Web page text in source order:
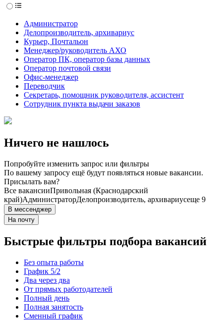
Администратор
Делопроизводитель, архивариус
Курьер, Почтальон
Менеджер/руководитель АХО
Оператор ПК, оператор базы данных
Оператор почтовой связи
Офис-менеджер
Переводчик
Секретарь, помощник руководителя, ассистент
Сотрудник пункта выдачи заказов
Ничего не нашлось
Попробуйте изменить запрос или фильтры
По вашему запросу ещё будут появляться новые вакансии.
Присылать вам?
Все вакансииПривольная (Краснодарский
край)АдминистраторДелопроизводитель, архивариусеще 9
В мессенджер
На почту
Быстрые фильтры подбора вакансий
Без опыта работы
График 5/2
Два через два
От прямых работодателей
Полный день
Полная занятость
Сменный график